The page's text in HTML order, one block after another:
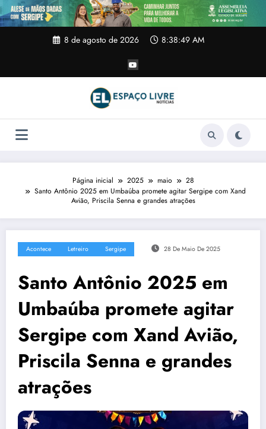
Pular
para
o
8 de agosto de 2026 8:38:50 AM
Página inicial 2025 maio
28
Santo Antônio 2025 em Umbaúba promete agitar Sergipe com Xand
Avião, Priscila Senna e grandes atrações
Acontece Letreiro Sergipe 28 De Maio De 2025
Santo Antônio 2025 em
Umbaúba promete agitar
Sergipe com Xand Avião,
Priscila Senna e grandes
atrações